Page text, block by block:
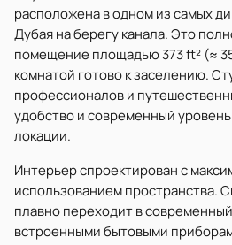
расположена в одном из самых
Дубая на берегу канала. Это
помещение площадью 373 ft² (≈
комнатой готово к заселению.
профессионалов и
удобство и современный
локации.
Интерьер спроектирован с
использованием пространства.
плавно переходит в
встроенными бытовыми